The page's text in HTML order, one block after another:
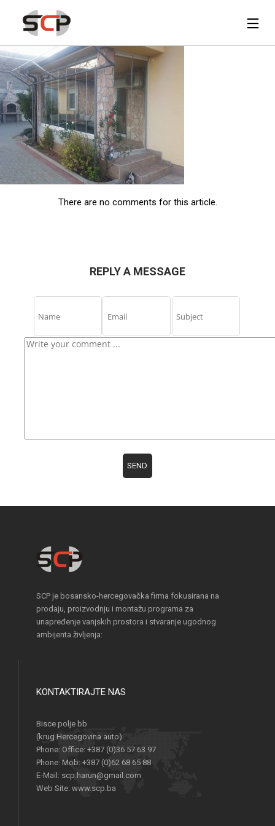
There are no comments for this article.
REPLY A MESSAGE
SCP je bosansko-hercegovačka firma fokusirana na
prodaju, proizvodnju i montažu programa za
unapređenje vanjskih prostora i stvaranje ugodnog
ambijenta življenja:
KONTAKTIRAJTE NAS
Bisce polje bb
(krug Hercegovina auto)
Phone: Office: +387 (0)36 57 63 97
Phone: Mob: +387 (0)62 68 65 88
E-Mail: scp.harun@gmail.com
Web Site: www.scp.ba